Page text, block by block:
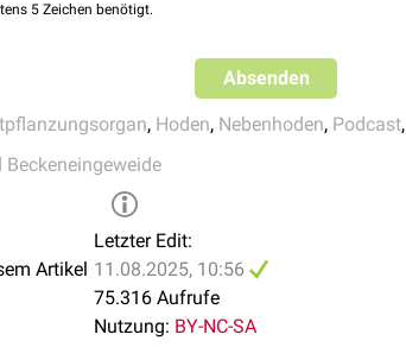
Gewebebrücke zum Nebenhoden, das
5 Zeichen benötigt.
Absenden
, Hoden, Nebenhoden, Podcast,
Beckeneingeweide
Artikel
Letzter Edit:
11.08.2025, 10:56
75.316 Aufrufe
Nutzung: BY-NC-SA